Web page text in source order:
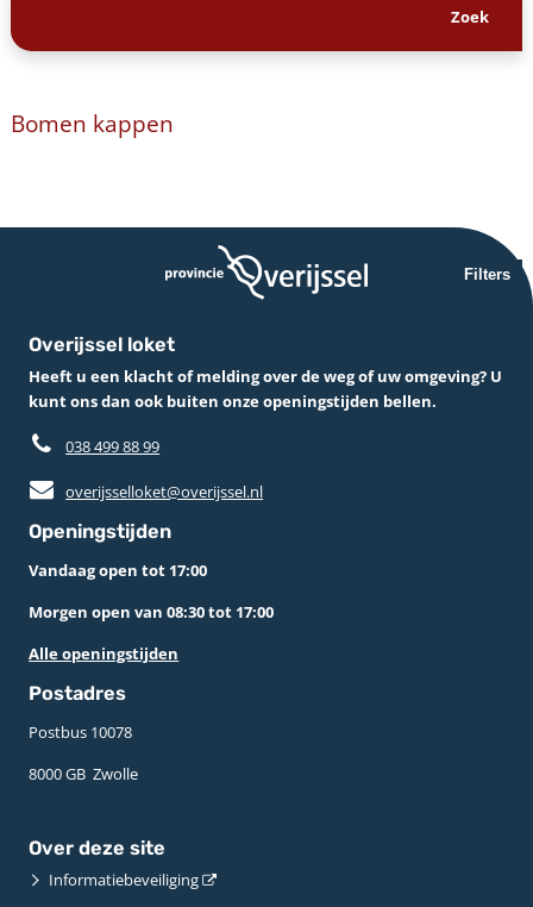
Bomen kappen
Filters
Overijssel loket
Heeft u een klacht of melding over de weg of uw omgeving? U
kunt ons dan ook buiten onze openingstijden bellen.
038 499 88 99
overijsselloket@overijssel.nl
Openingstijden
Vandaag open tot 17:00
Morgen open van 08:30 tot 17:00
Alle openingstijden
Postadres
Postbus 10078 ­
8000 GB ­ Zwolle
Over deze site
Informatiebeveiliging